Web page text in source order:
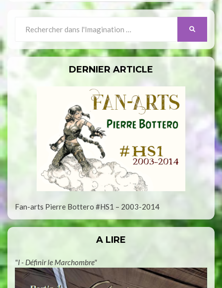
for:
DERNIER ARTICLE
Fan-arts Pierre Bottero #HS1 – 2003-2014
A LIRE
"I - Définir le Marchombre"